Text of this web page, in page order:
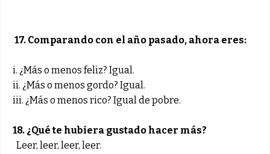
17. Comparando con el año pasado, ahora eres:
i. ¿Más o menos feliz? Igual.
ii. ¿Más o menos gordo? Igual.
iii. ¿Más o menos rico? Igual de pobre.
18. ¿Qué te hubiera gustado hacer más?
Leer, leer, leer, leer.